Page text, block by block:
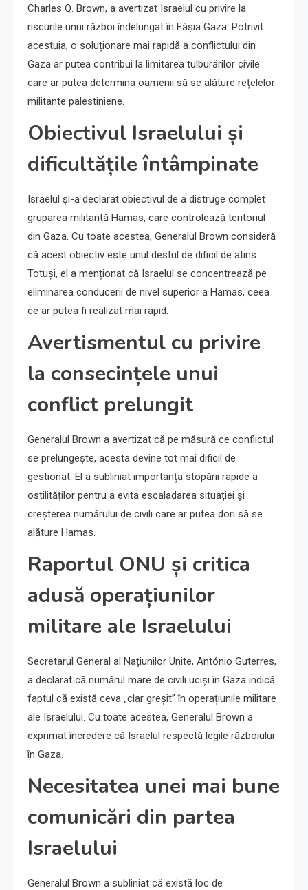
Charles Q. Brown, a avertizat Israelul cu privire la
riscurile unui război îndelungat în Fâșia Gaza. Potrivit
acestuia, o soluționare mai rapidă a conflictului din
Gaza ar putea contribui la limitarea tulburărilor civile
care ar putea determina oamenii să se alăture rețelelor
militante palestiniene.
Obiectivul Israelului și
dificultățile întâmpinate
Israelul și-a declarat obiectivul de a distruge complet
gruparea militantă Hamas, care controlează teritoriul
din Gaza. Cu toate acestea, Generalul Brown consideră
că acest obiectiv este unul destul de dificil de atins.
Totuși, el a menționat că Israelul se concentrează pe
eliminarea conducerii de nivel superior a Hamas, ceea
ce ar putea fi realizat mai rapid.
Avertismentul cu privire
la consecințele unui
conflict prelungit
Generalul Brown a avertizat că pe măsură ce conflictul
se prelungește, acesta devine tot mai dificil de
gestionat. El a subliniat importanța stopării rapide a
ostilităților pentru a evita escaladarea situației și
creșterea numărului de civili care ar putea dori să se
alăture Hamas.
Raportul ONU și critica
adusă operațiunilor
militare ale Israelului
Secretarul General al Națiunilor Unite, António Guterres,
a declarat că numărul mare de civili uciși în Gaza indică
faptul că există ceva „clar greșit” în operațiunile militare
ale Israelului. Cu toate acestea, Generalul Brown a
exprimat încredere că Israelul respectă legile războiului
în Gaza.
Necesitatea unei mai bune
comunicări din partea
Israelului
Generalul Brown a subliniat că există loc de